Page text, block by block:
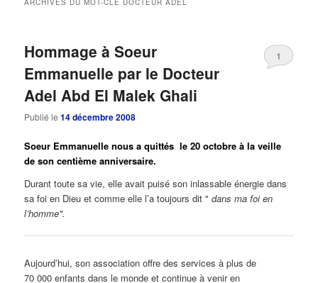
ARCHIVES DU MOT-CLÉ DOCTEUR ADEL
Hommage à Soeur
Emmanuelle par le Docteur
Adel Abd El Malek Ghali
Publié le14 décembre 2008
1
Soeur Emmanuelle nous a quittés le 20 octobre à la veille
de son centième anniversaire.
Durant toute sa vie, elle avait puisé son inlassable énergie dans
sa foi en Dieu et comme elle l’a toujours dit "dans ma foi en
l’homme".
Aujourd’hui, son association offre des services à plus de
70 000 enfants dans le monde et continue à venir en